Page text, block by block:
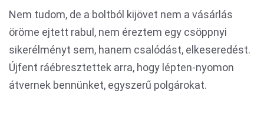
Nem tudom, de a boltból kijövet nem a vásárlás
öröme ejtett rabul, nem éreztem egy csöppnyi
sikerélményt sem, hanem csalódást, elkeseredést.
Újfent ráébresztettek arra, hogy lépten-nyomon
átvernek bennünket, egyszerű polgárokat.